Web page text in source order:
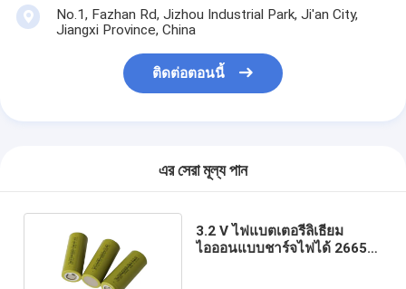
No.1, Fazhan Rd, Jizhou Industrial Park, Ji'an City,
Jiangxi Province, China
ติดต่อตอนนี้
এর সেরা মূল্য পান
3.2 V ไฟแบตเตอรี่ลิเธียม
ไอออนแบบชาร์จไฟได้ 26650